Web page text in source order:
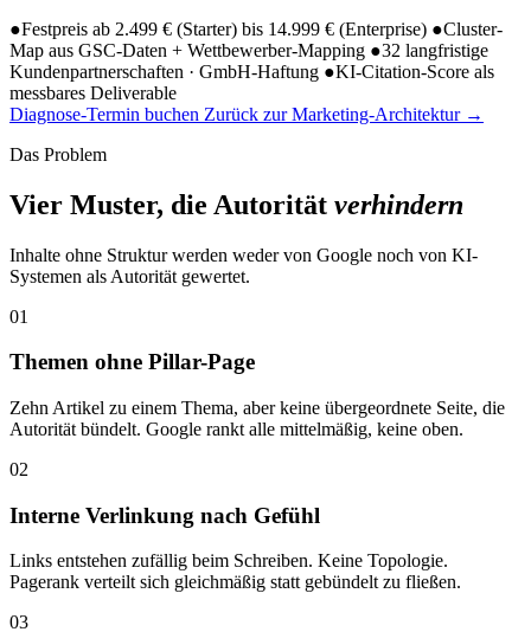
●Festpreis ab 2.499 € (Starter) bis 14.999 € (Enterprise) ●Cluster-
Map aus GSC-Daten + Wettbewerber-Mapping ●32 langfristige
Kundenpartnerschaften · GmbH-Haftung ●KI-Citation-Score als
messbares Deliverable
Diagnose-Termin buchen Zurück zur Marketing-Architektur →
Das Problem
Vier Muster, die Autorität verhindern
Inhalte ohne Struktur werden weder von Google noch von KI-
Systemen als Autorität gewertet.
01
Themen ohne Pillar-Page
Zehn Artikel zu einem Thema, aber keine übergeordnete Seite, die
Autorität bündelt. Google rankt alle mittelmäßig, keine oben.
02
Interne Verlinkung nach Gefühl
Links entstehen zufällig beim Schreiben. Keine Topologie.
Pagerank verteilt sich gleichmäßig statt gebündelt zu fließen.
03